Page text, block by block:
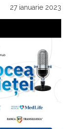
27 ianuarie 2023